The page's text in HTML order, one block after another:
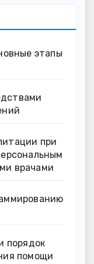
этапы
при
врачами
порядок
помощи